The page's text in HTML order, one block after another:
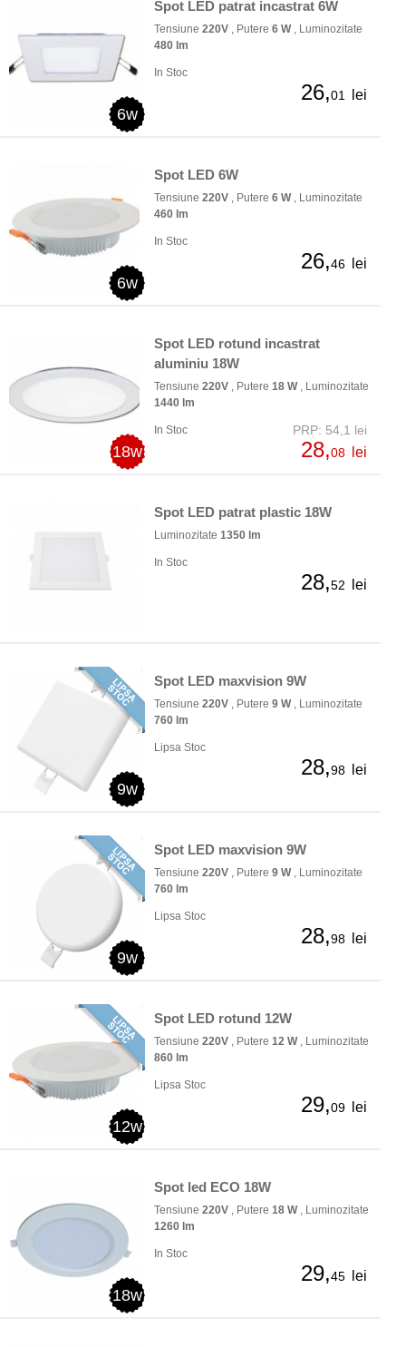
6w
Spot LED patrat incastrat 6W
Tensiune 220V , Putere 6 W, Luminozitate
480 lm
In Stoc
26,01 lei
6w
Spot LED 6W
Tensiune 220V , Putere 6 W, Luminozitate
460 lm
In Stoc
26,46 lei
18w
Spot LED rotund incastrat
aluminiu 18W
Tensiune 220V , Putere 18 W, Luminozitate
1440 lm
In Stoc PRP: 54,1 lei
28,08 lei
Spot LED patrat plastic 18W
Luminozitate 1350 lm
In Stoc
28,52 lei
9w
Spot LED maxvision 9W
Tensiune 220V , Putere 9 W, Luminozitate
760 lm
Lipsa Stoc
28,98 lei
9w
Spot LED maxvision 9W
Tensiune 220V , Putere 9 W, Luminozitate
760 lm
Lipsa Stoc
28,98 lei
12w
Spot LED rotund 12W
Tensiune 220V , Putere 12 W, Luminozitate
860 lm
Lipsa Stoc
29,09 lei
18w
Spot led ECO 18W
Tensiune 220V , Putere 18 W, Luminozitate
1260 lm
In Stoc
29,45 lei